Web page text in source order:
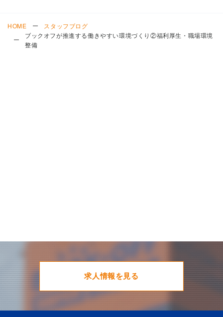
HOME
スタッフブログ
ブックオフが推進する働きやすい環境づくり②福利厚生・職場環境
整備
求人情報を見る